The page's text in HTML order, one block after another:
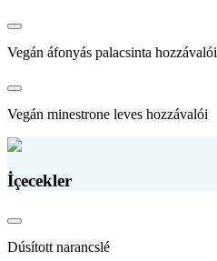
Vegán áfonyás palacsinta hozzávalói
Vegán minestrone leves hozzávalói
İçecekler
Dúsított narancslé